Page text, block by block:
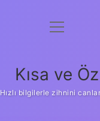
Anasayfa
Yasal Uyarı
menüyü
Kısa ve Öz
Hızlı bilgilerle zihnini